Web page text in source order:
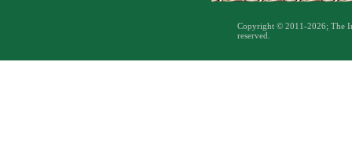
Copyright © 2011-2026; The
reserved.